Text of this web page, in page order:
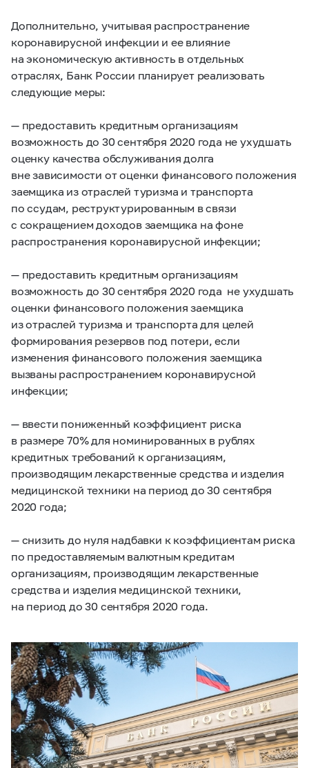
Дополнительно, учитывая распространение
коронавирусной инфекции и ее влияние
на экономическую активность в отдельных
отраслях, Банк России планирует реализовать
следующие меры:
— предоставить кредитным организациям
возможность до 30 сентября 2020 года не ухудшать
оценку качества обслуживания долга
вне зависимости от оценки финансового положения
заемщика из отраслей туризма и транспорта
по ссудам, реструктурированным в связи
с сокращением доходов заемщика на фоне
распространения коронавирусной инфекции;
— предоставить кредитным организациям
возможность до 30 сентября 2020 года не ухудшать
оценки финансового положения заемщика
из отраслей туризма и транспорта для целей
формирования резервов под потери, если
изменения финансового положения заемщика
вызваны распространением коронавирусной
инфекции;
— ввести пониженный коэффициент риска
в размере 70% для номинированных в рублях
кредитных требований к организациям,
производящим лекарственные средства и изделия
медицинской техники на период до 30 сентября
2020 года;
— снизить до нуля надбавки к коэффициентам риска
по предоставляемым валютным кредитам
организациям, производящим лекарственные
средства и изделия медицинской техники,
на период до 30 сентября 2020 года.